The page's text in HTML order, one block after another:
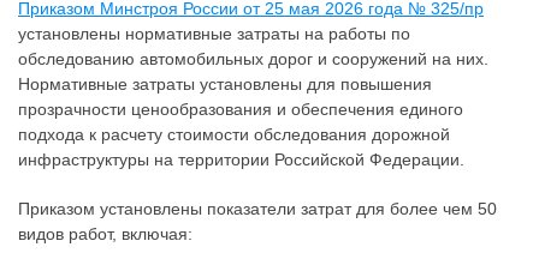
Приказом Минстроя России от 25 мая 2026 года № 325/пр
установлены нормативные затраты на работы по
обследованию автомобильных дорог и сооружений на них.
Нормативные затраты установлены для повышения
прозрачности ценообразования и обеспечения единого
подхода к расчету стоимости обследования дорожной
инфраструктуры на территории Российской Федерации.
Приказом установлены показатели затрат для более чем 50
видов работ, включая: